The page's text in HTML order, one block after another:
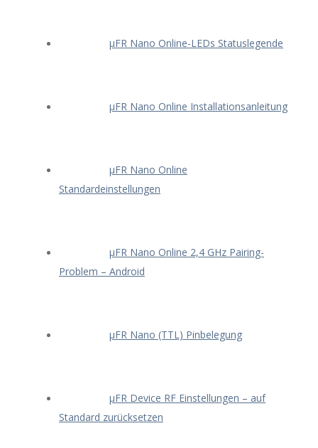
μFR Nano Online-LEDs Statuslegende
μFR Nano Online Installationsanleitung
μFR Nano Online
Standardeinstellungen
μFR Nano Online 2,4 GHz Pairing-
Problem – Android
μFR Nano (TTL) Pinbelegung
μFR Device RF Einstellungen – auf
Standard zurücksetzen